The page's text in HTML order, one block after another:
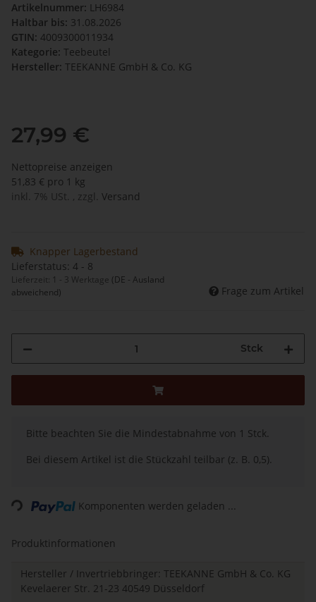
Artikelnummer: LH6984
Haltbar bis: 31.08.2026
GTIN: 4009300011934
Kategorie: Teebeutel
Hersteller: TEEKANNE GmbH & Co. KG
27,99 €
Nettopreise anzeigen
51,83 € pro 1 kg
inkl. 7% USt. , zzgl. Versand
Knapper Lagerbestand
Lieferstatus: 4 - 8
Lieferzeit: 1 - 3 Werktage (DE - Ausland
abweichend)
Frage zum Artikel
Stck
xBitte beachten Sie die Mindestabnahme von 1 Stck.
Bei diesem Artikel ist die Stückzahl teilbar (z. B. 0,5).
Loading... Komponenten werden geladen ...
Produktinformationen
Hersteller / Invertriebbringer: TEEKANNE GmbH & Co. KG
Kevelaerer Str. 21-23 40549 Düsseldorf